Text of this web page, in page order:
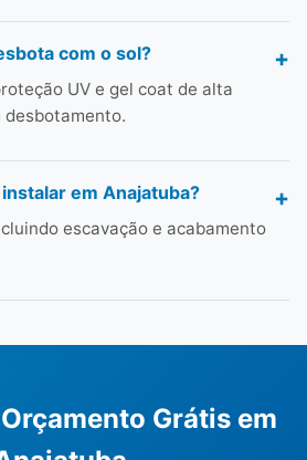
com o sol?
UV e gel coat de alta
em Anajatuba?
escavação e acabamento
Grátis em